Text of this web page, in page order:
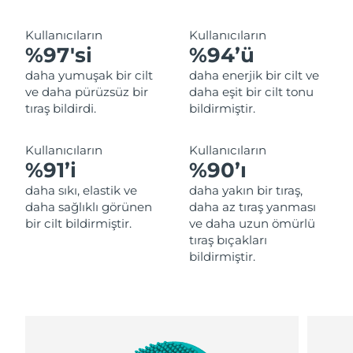
Kullanıcıların
%97'si
daha yumuşak bir cilt
ve daha pürüzsüz bir
tıraş bildirdi.
Kullanıcıların
%94’ü
daha enerjik bir cilt ve
daha eşit bir cilt tonu
bildirmiştir.
Kullanıcıların
%91’i
daha sıkı, elastik ve
daha sağlıklı görünen
bir cilt bildirmiştir.
Kullanıcıların
%90’ı
daha yakın bir tıraş,
daha az tıraş yanması
ve daha uzun ömürlü
tıraş bıçakları
bildirmiştir.
Litvanya
Tahmini teslim tarihi
Lüksemburg
Tahmini teslim tarihi
Çin Makao ÖİB
Tahmini teslim tarihi
Malezya
Tahmini teslim tarihi
11/08/2026
Tahmini teslim tarihi